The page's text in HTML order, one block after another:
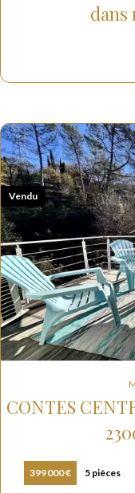
dans
CONTES
399 000 € 5 pièces
Vendu